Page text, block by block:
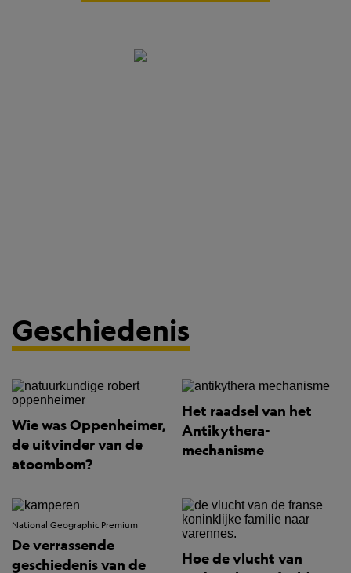
Geschiedenis
Wie was Oppenheimer,
de uitvinder van de
atoombom?
Het raadsel van het
Antikythera-
mechanisme
National Geographic Premium
De verrassende
geschiedenis van de
Hoe de vlucht van